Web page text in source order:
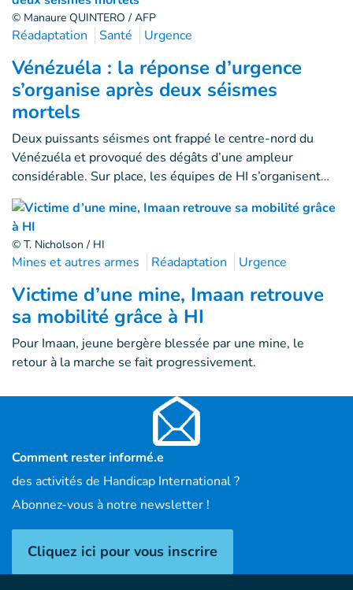
© Manaure QUINTERO / AFP
Réadaptation Santé Urgence
Vénézuéla : la réponse d’urgence
s’organise après deux séismes
mortels
Deux puissants séismes ont frappé le centre-nord du
Vénézuéla et provoqué des dégâts d’une ampleur
considérable. Sur place, les équipes de HI s’organisent…
© T. Nicholson / HI
Mines et autres armes Réadaptation Urgence
Victime d’une mine, Imaan retrouve
sa mobilité grâce à HI
Pour Imaan, jeune bergère blessée par une mine, le
retour à la marche se fait progressivement.
Comment rester informé.e
des activités de Handicap International ?
Abonnez-vous à notre newsletter !
Cliquez ici pour vous inscrire